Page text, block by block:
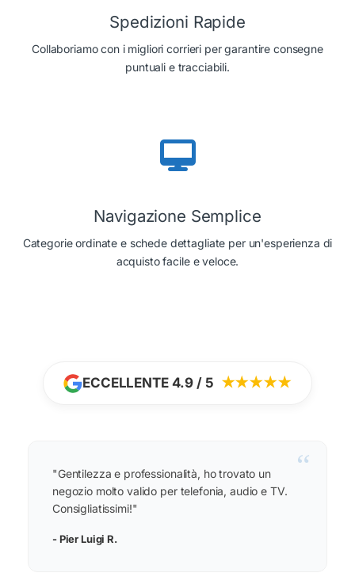
Spedizioni Rapide
Collaboriamo con i migliori corrieri per garantire consegne
puntuali e tracciabili.
Navigazione Semplice
Categorie ordinate e schede dettagliate per un'esperienza di
acquisto facile e veloce.
ECCELLENTE 4.9 / 5 ★★★★★
“
"Gentilezza e professionalità, ho trovato un
negozio molto valido per telefonia, audio e TV.
Consigliatissimi!"
- Pier Luigi R.